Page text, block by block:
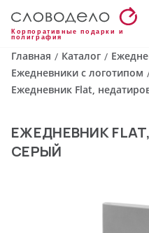
Корпоративные подарки и
полиграфия
Главная / Каталог /
Ежедневники с логотипом
Ежедневник Flat,
ЕЖЕДНЕВНИК
СЕРЫЙ